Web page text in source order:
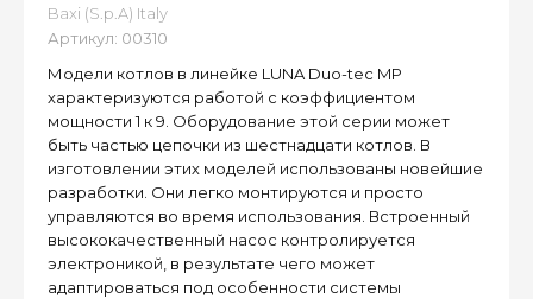
Baxi (S.p.A) Italy
Артикул: 00310
Модели котлов в линейке LUNA Duo-tec MP
характеризуются работой с коэффициентом
мощности 1 к 9. Оборудование этой серии может
быть частью цепочки из шестнадцати котлов. В
изготовлении этих моделей использованы новейшие
разработки. Они легко монтируются и просто
управляются во время использования. Встроенный
высококачественный насос контролируется
электроникой, в результате чего может
адаптироваться под особенности системы